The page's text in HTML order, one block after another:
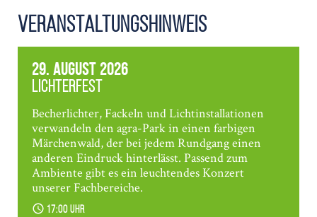
Veranstaltungshinweis
29. August 2026
Lichterfest
Becherlichter, Fackeln und Lichtinstallationen
verwandeln den agra-Park in einen farbigen
Märchenwald, der bei jedem Rundgang einen
anderen Eindruck hinterlässt. Passend zum
Ambiente gibt es ein leuchtendes Konzert
unserer Fachbereiche.
17:00 Uhr